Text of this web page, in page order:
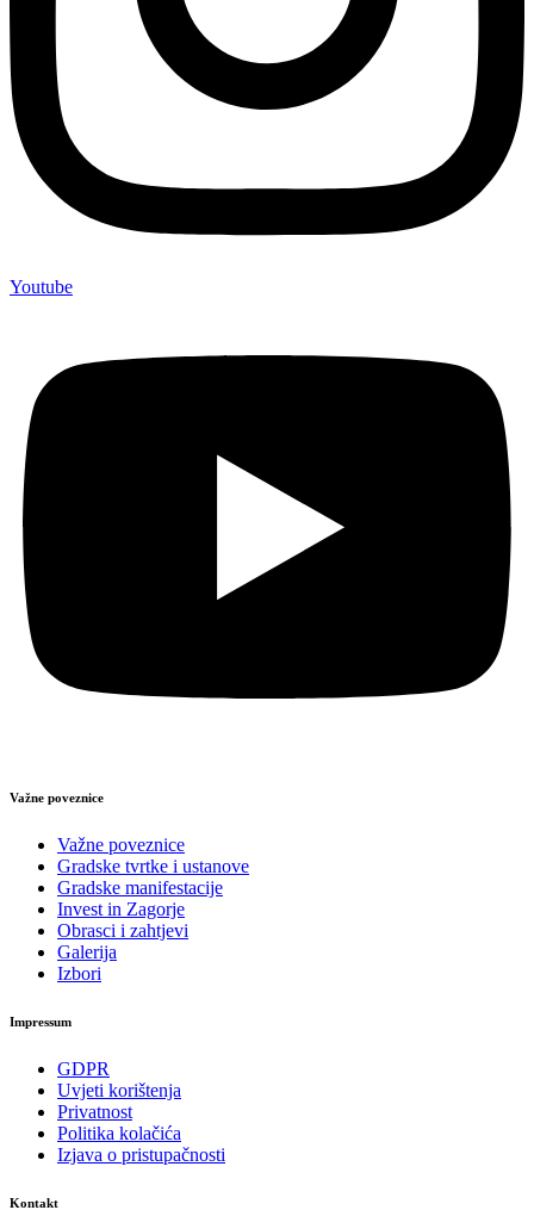
Youtube
Važne poveznice
Važne poveznice
Gradske tvrtke i ustanove
Gradske manifestacije
Invest in Zagorje
Obrasci i zahtjevi
Galerija
Izbori
Impressum
GDPR
Uvjeti korištenja
Privatnost
Politika kolačića
Izjava o pristupačnosti
Kontakt